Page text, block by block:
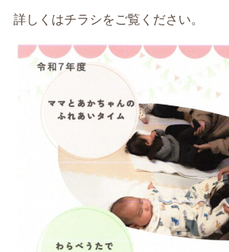
詳しくはチラシをご覧ください。